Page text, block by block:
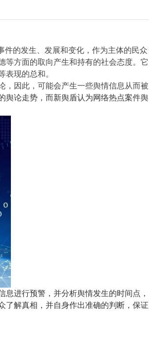
件的发生、发展和变化，作为主体的民众
等方面的取向产生和持有的社会态度。它
表现的总和。
，因此，可能会产生一些舆情信息从而被
舆论走势， 而新舆盾认为网络热点案件舆
息进行预警，并分析舆情发生的时间点，
了解真相， 并自身作出准确的判断 ，保证